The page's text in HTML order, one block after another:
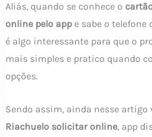
Aliás, quando se conhece o
online pelo appe sabe o telefone
é algo interessante para que o
mais simples e pratico quando
opções.
Sendo assim, ainda nesse artigo
Riachuelo solicitar online, app